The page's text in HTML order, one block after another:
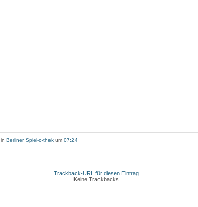
inBerliner Spiel-o-thek um07:24
Trackback-URL für diesen Eintrag
Keine Trackbacks